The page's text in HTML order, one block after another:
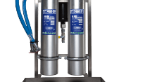
MICFIL AL600
DOUBLE